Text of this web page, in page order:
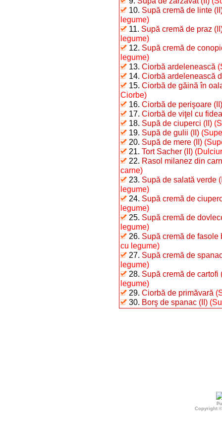
10. Supă cremă de linte
legume)
11. Supă cremă de praz
legume)
12. Supă cremă de
legume)
13. Ciorbă ardelenească
14. Ciorbă ardelenească
15. Ciorbă de găină în
Ciorbe)
16. Ciorbă de perişoare (II)
17. Ciorbă de viţel cu fidea
18. Supă de ciuperci (II)
19. Supă de gulii (II)
20. Supă de mere (II)
21. Tort Sacher (II)
22. Rasol milanez din
carne)
23. Supă de salată verde
legume)
24. Supă cremă de
legume)
25. Supă cremă de
legume)
26. Supă cremă de fasole
cu legume)
27. Supă cremă de
legume)
28. Supă cremă de cartofi
legume)
29. Ciorbă de primăvară
30. Borş de spanac (II)
Copyright